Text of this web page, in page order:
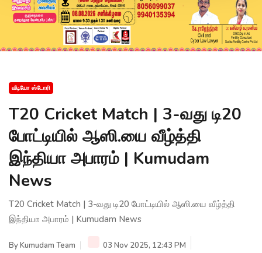
வீடியோ ஸ்டோரி
T20 Cricket Match | 3-வது டி20
போட்டியில் ஆஸி.யை வீழ்த்தி
இந்தியா அபாரம் | Kumudam
News
T20 Cricket Match | 3-வது டி20 போட்டியில் ஆஸி.யை வீழ்த்தி
இந்தியா அபாரம் | Kumudam News
ByKumudam Team
03 Nov 2025, 12:43 PM